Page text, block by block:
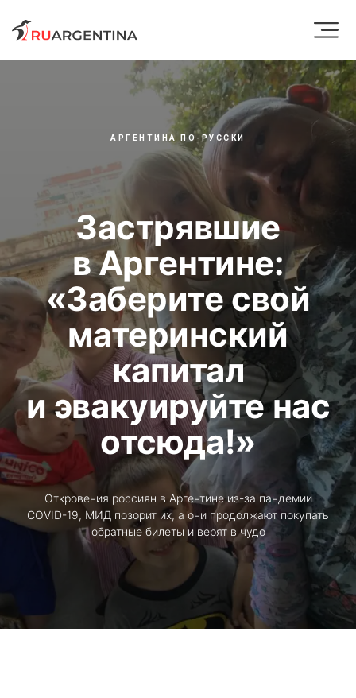
АРГЕНТИНА ПО-РУССКИ
Застрявшие
в Аргентине:
«Заберите свой
материнский
капитал
и эвакуируйте нас
отсюда!»
Откровения россиян в Аргентине из-за пандемии
COVID-19, МИД позорит их, а они продолжают покупать
обратные билеты и верят в чудо